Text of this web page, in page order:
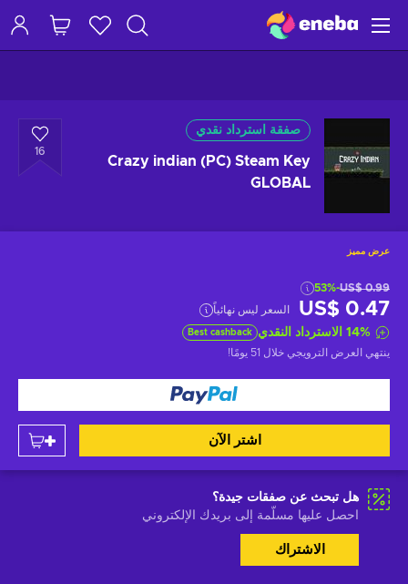
صفقة استرداد نقدي
Crazy indian (PC) Steam Key
GLOBAL
16
عرض مميز
US$ 0.99
-53%
US$ 0.47 السعر ليس نهائياً
14% الاسترداد النقدي Best cashback
ينتهي العرض الترويجي خلال 51 يومًا !
اشتر الآن
هل تبحث عن صفقات جيدة؟
احصل عليها مسلّمة إلى بريدك الإلكتروني
الاشتراك